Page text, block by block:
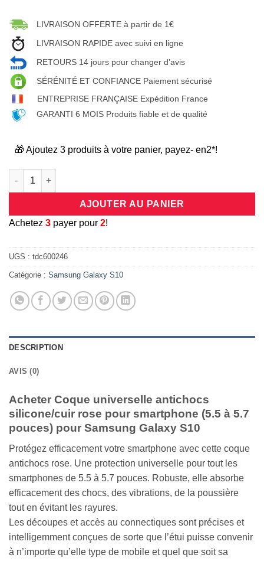
LIVRAISON OFFERTE à partir de 1€
LIVRAISON RAPIDE avec suivi en ligne
RETOURS 14 jours pour changer d’avis
SÉRÉNITÉ ET CONFIANCE Paiement sécurisé
ENTREPRISE FRANÇAISE Expédition France
GARANTI 6 MOIS Produits fiable et de qualité
🎁 Ajoutez 3 produits à votre panier, payez- en2*!
quantité de Coque universelle antichocs silicone/cuir rose
AJOUTER AU PANIER
Achetez 3 payer pour 2!
UGS : tdc600246
Catégorie : Samsung Galaxy S10
DESCRIPTION
AVIS (0)
Acheter Coque universelle antichocs
silicone/cuir rose pour smartphone (5.5 à 5.7
pouces) pour Samsung Galaxy S10
Protégez efficacement votre smartphone avec cette coque
antichocs rose. Une protection universelle pour tout les
smartphones de 5.5 à 5.7 pouces. Robuste, elle absorbe
efficacement des chocs, des vibrations, de la poussière
tout en évitant les rayures.
Les découpes et accès au connectiques sont précises et
intelligemment conçues de sorte que l’étui puisse convenir
à n’importe qu’elle type de mobile et quel que soit sa